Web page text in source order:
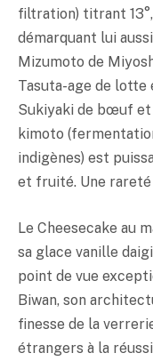
filtration) titrant
démarquant lui
Mizumoto de
Tasuta-age de lotte
Sukiyaki de bœuf et
kimoto
indigènes) est
et fruité. Une rareté
Le Cheesecake au
sa glace vanille
point de vue
Biwan, son
finesse de la
étrangers à la